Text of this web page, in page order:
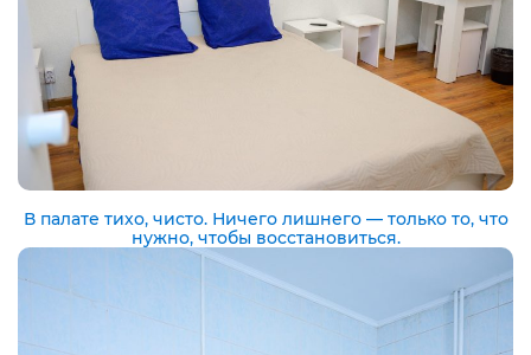
В палате тихо, чисто. Ничего лишнего — только то, что
нужно, чтобы восстановиться.